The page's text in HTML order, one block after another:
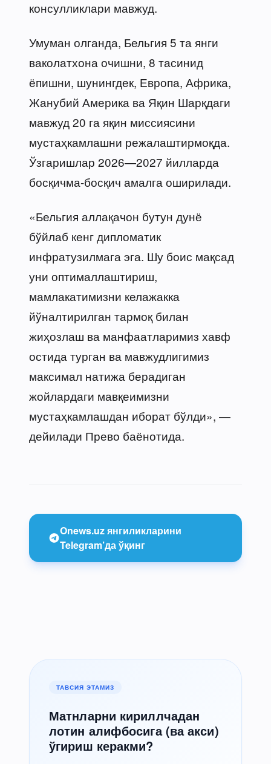
консулликлари мавжуд.
Умуман олганда, Бельгия 5 та янги
ваколатхона очишни, 8 тасинид
ёпишни, шунингдек, Европа, Африка,
Жанубий Америка ва Яқин Шарқдаги
мавжуд 20 га яқин миссиясини
мустаҳкамлашни режалаштирмоқда.
Ўзгаришлар 2026—2027 йилларда
босқичма-босқич амалга оширилади.
«Бельгия аллақачон бутун дунё
бўйлаб кенг дипломатик
инфратузилмага эга. Шу боис мақсад
уни оптималлаштириш,
мамлакатимизни келажакка
йўналтирилган тармоқ билан
жиҳозлаш ва манфаатларимиз хавф
остида турган ва мавжудлигимиз
максимал натижа берадиган
жойлардаги мавқеимизни
мустаҳкамлашдан иборат бўлди», —
дейилади Прево баёнотида.
Onews.uz янгиликларини
Telegram’да ўқинг
ТАВСИЯ ЭТАМИЗ
Матнларни кириллчадан
лотин алифбосига (ва акси)
ўгириш керакми?